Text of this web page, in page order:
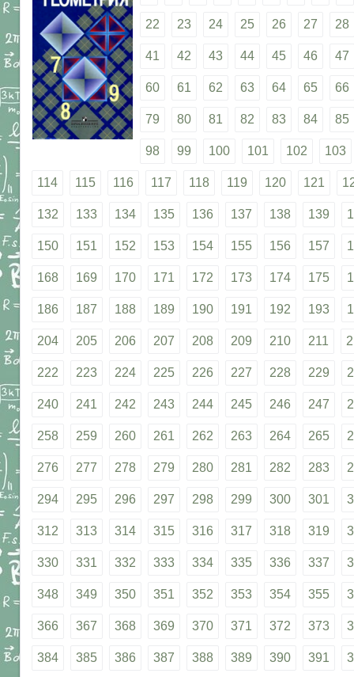
22 23 24 25 26 27 28
41 42 43 44 45 46 47
60 61 62 63 64 65 66
79 80 81 82 83 84 85
98 99 100 101 102 103
114 115 116 117 118 119 120 121
132 133 134 135 136 137 138 139
150 151 152 153 154 155 156 157
168 169 170 171 172 173 174 175
186 187 188 189 190 191 192 193
204 205 206 207 208 209 210 211
222 223 224 225 226 227 228 229
240 241 242 243 244 245 246 247
258 259 260 261 262 263 264 265
276 277 278 279 280 281 282 283
294 295 296 297 298 299 300 301
312 313 314 315 316 317 318 319
330 331 332 333 334 335 336 337
348 349 350 351 352 353 354 355
366 367 368 369 370 371 372 373
384 385 386 387 388 389 390 391